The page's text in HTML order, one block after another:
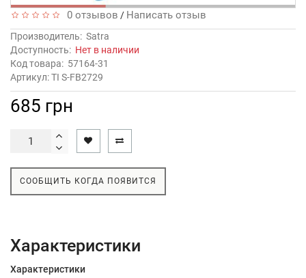
0 отзывов / Написать отзыв
Производитель: Satra
Доступность: Нет в наличии
Код товара: 57164-31
Артикул: TI S-FB2729
685 грн
СООБЩИТЬ КОГДА ПОЯВИТСЯ
Характеристики
Характеристики